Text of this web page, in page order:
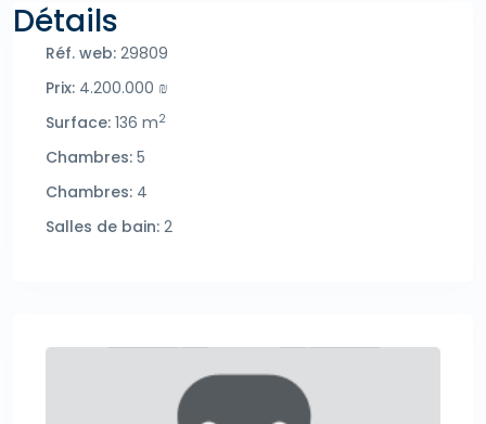
Détails
Réf. web: 29809
Prix: 4.200.000 ₪
Surface: 136 m2
Chambres: 5
Chambres: 4
Salles de bain: 2